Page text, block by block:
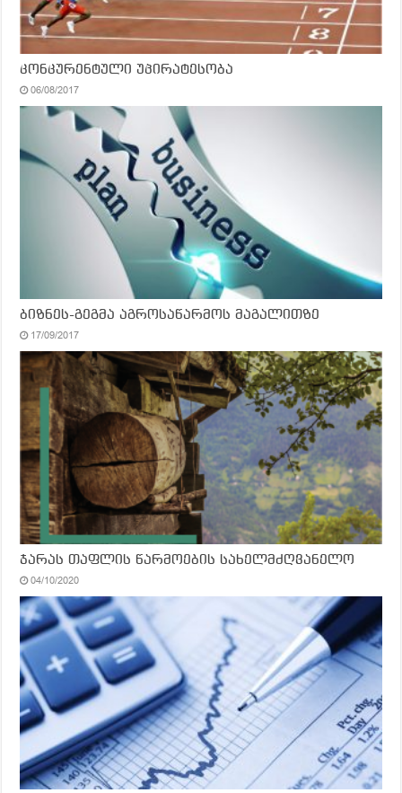
კონკურენტული უპირატესობა
06/08/2017
ბიზნეს-გეგმა აგროსაწარმოს მაგალითზე
17/09/2017
ჯარას თაფლის წარმოების სახელმძღვანელო
04/10/2020